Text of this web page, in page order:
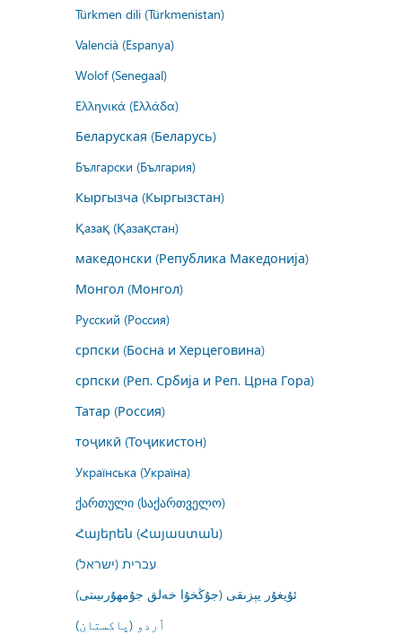
Türkmen dili (Türkmenistan)
Valencià (Espanya)
Wolof (Senegaal)
Ελληνικά (Ελλάδα)
Беларуская (Беларусь)
Български (България)
Кыргызча (Кыргызстан)
Қазақ (Қазақстан)
македонски (Република Македонија)
Монгол (Монгол)
Русский (Россия)
српски (Босна и Херцеговина)
српски (Реп. Србија и Реп. Црна Гора)
Татар (Россия)
тоҷикӣ (Тоҷикистон)
Українська (Україна)
ქართული (საქართველო)
Հայերեն (Հայաստան)
עברית (ישראל)
ئۇيغۇر يېزىقى (جۇڭخۇا خەلق جۇمھۇرىيىتى)
اُردو (پاکستان)